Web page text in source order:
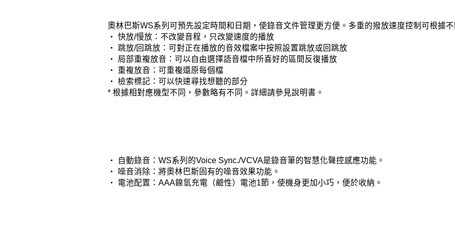
奧林巴斯WS系列可預先設定時間和日期，使錄音文件管理更方便。多重的撥放速度控制可根據不
‧ 快放/慢放：不改變音程，只改變速度的播放
‧ 跳放/回跳放：可對正在播放的音效檔案中按照設置跳放或回跳放
‧ 局部重複放音：可以自由選擇語音檔中所喜好的區間反復播放
‧ 重複放音：可重複還原每個檔
‧ 檢索標記：可以快速尋找想聽的部分
* 根據相對應機型不同，參數略有不同。詳細請參見說明書。
‧ 自動錄音：WS系列的Voice Sync./VCVA是錄音筆的智慧化聲控感應功能。
‧ 噪音消除：將奧林巴斯固有的噪音效果功能。
‧ 電池配置：AAA鎳氫充電（鹼性）電池1節，使機身更加小巧，便於收納。